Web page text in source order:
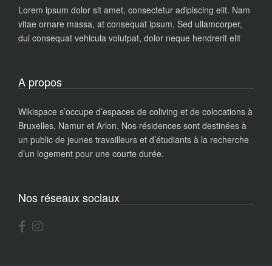
Lorem ipsum dolor sit amet, consectetur adipiscing elit. Nam
vitae ornare massa, at consequat ipsum. Sed ullamcorper,
dui consequat vehicula volutpat, dolor neque hendrerit elit
A propos
Wikispace s’occupe d’espaces de coliving et de colocations à
Bruxelles, Namur et Arlon. Nos résidences sont destinées à
un public de jeunes travailleurs et d’étudiants à la recherche
d’un logement pour une courte durée.
Nos réseaux sociaux